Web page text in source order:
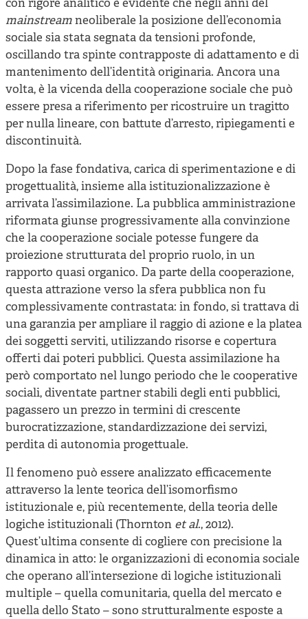
con rigore analitico è evidente che negli anni del
mainstreamneoliberale la posizione dell’economia
sociale sia stata segnata da tensioni profonde,
oscillando tra spinte contrapposte di adattamento e di
mantenimento dell’identità originaria. Ancora una
volta, è la vicenda della cooperazione sociale che può
essere presa a riferimento per ricostruire un tragitto
per nulla lineare, con battute d’arresto, ripiegamenti e
discontinuità.
Dopo la fase fondativa, carica di sperimentazione e di
progettualità, insieme alla istituzionalizzazione è
arrivata l’assimilazione. La pubblica amministrazione
riformata giunse progressivamente alla convinzione
che la cooperazione sociale potesse fungere da
proiezione strutturata del proprio ruolo, in un
rapporto quasi organico. Da parte della cooperazione,
questa attrazione verso la sfera pubblica non fu
complessivamente contrastata: in fondo, si trattava di
una garanzia per ampliare il raggio di azione e la platea
dei soggetti serviti, utilizzando risorse e copertura
offerti dai poteri pubblici. Questa assimilazione ha
però comportato nel lungo periodo che le cooperative
sociali, diventate partner stabili degli enti pubblici,
pagassero un prezzo in termini di crescente
burocratizzazione, standardizzazione dei servizi,
perdita di autonomia progettuale.
Il fenomeno può essere analizzato efficacemente
attraverso la lente teorica dell’isomorfismo
istituzionale e, più recentemente, della teoria delle
logiche istituzionali (Thornton et al., 2012).
Quest’ultima consente di cogliere con precisione la
dinamica in atto: le organizzazioni di economia sociale
che operano all’intersezione di logiche istituzionali
multiple – quella comunitaria, quella del mercato e
quella dello Stato – sono strutturalmente esposte a